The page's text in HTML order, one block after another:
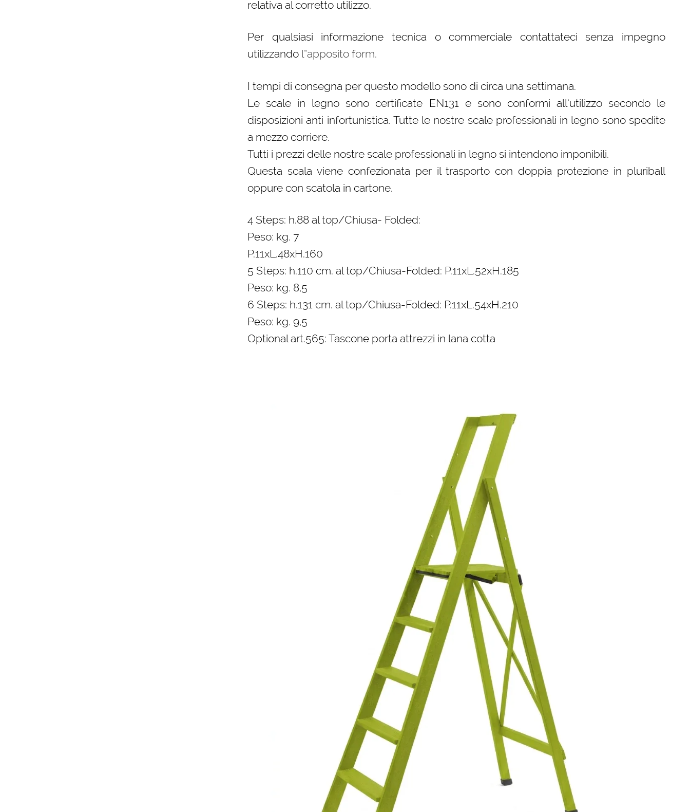
relativa al corretto utilizzo.
Per qualsiasi informazione tecnica o commerciale contattateci senza impegno
utilizzando l”apposito form.
I tempi di consegna per questo modello sono di circa una settimana.
Le scale in legno sono certificate EN131 e sono conformi all’utilizzo secondo le
disposizioni anti infortunistica. Tutte le nostre scale professionali in legno sono spedite
a mezzo corriere.
Tutti i prezzi delle nostre scale professionali in legno si intendono imponibili.
Questa scala viene confezionata per il trasporto con doppia protezione in pluriball
oppure con scatola in cartone.
4 Steps: h.88 al top/Chiusa- Folded:
Peso: kg. 7
P.11xL.48xH.160
5 Steps: h.110 cm. al top/Chiusa-Folded: P.11xL.52xH.185
Peso: kg. 8,5
6 Steps: h.131 cm. al top/Chiusa-Folded: P.11xL.54xH.210
Peso: kg. 9,5
Optional art.565: Tascone porta attrezzi in lana cotta